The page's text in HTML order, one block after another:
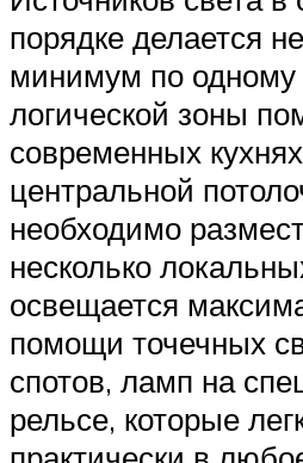
порядке делается
минимум по одному
логической зоны
современных
центральной
необходимо
несколько
освещается
помощи точечных
спотов, ламп на
рельсе, которые